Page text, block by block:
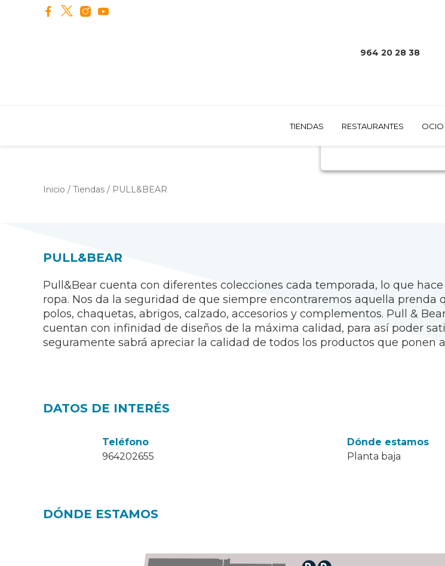
964 20 28 38
TIENDAS RESTAURANTES OCIO
Inicio / Tiendas / PULL&BEAR
PULL&BEAR
Pull&Bear cuenta con diferentes colecciones cada temporada, lo que
ropa. Nos da la seguridad de que siempre encontraremos aquella prenda
polos, chaquetas, abrigos, calzado, accesorios y complementos. Pull &
cuentan con infinidad de diseños de la máxima calidad, para así poder
seguramente sabrá apreciar la calidad de todos los productos que ponen
DATOS DE INTERÉS
Teléfono
964202655
Dónde estamos
Planta baja
DÓNDE ESTAMOS